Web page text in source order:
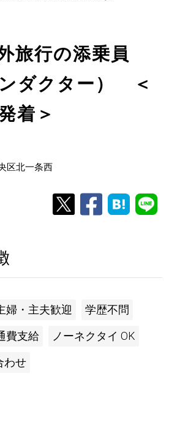
旅行の添乗員
ンダクター） ＜
着＞
区北一条西
婦・主夫歓迎 学歴不問
費支給 ノーネクタイ OK
わせ